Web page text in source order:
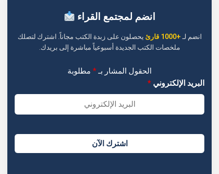
انضم لمجتمع القراء
انضم لـ +1000 قارئ
يحصلون على زبدة الكتب مجاناً. اشترك لتصلك
ملخصات الكتب الجديدة أسبوعياً مباشرة إلى بريدك.
الحقول المشار بـ* مطلوبة
البريد الإلكتروني *